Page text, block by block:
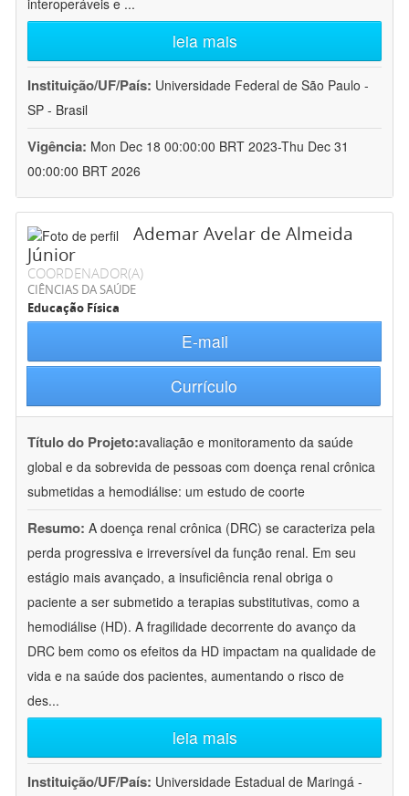
interoperáveis e ...
leia mais
Instituição/UF/País: Universidade Federal de São Paulo -
SP - Brasil
Vigência: Mon Dec 18 00:00:00 BRT 2023-Thu Dec 31
00:00:00 BRT 2026
Ademar Avelar de Almeida
Júnior
COORDENADOR(A)
CIÊNCIAS DA SAÚDE
Educação Física
E-mail
Currículo
Título do Projeto:avaliação e monitoramento da saúde
global e da sobrevida de pessoas com doença renal crônica
submetidas a hemodiálise: um estudo de coorte
Resumo: A doença renal crônica (DRC) se caracteriza pela
perda progressiva e irreversível da função renal. Em seu
estágio mais avançado, a insuficiência renal obriga o
paciente a ser submetido a terapias substitutivas, como a
hemodiálise (HD). A fragilidade decorrente do avanço da
DRC bem como os efeitos da HD impactam na qualidade de
vida e na saúde dos pacientes, aumentando o risco de
des...
leia mais
Instituição/UF/País: Universidade Estadual de Maringá -